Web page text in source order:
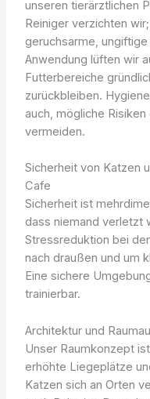
unseren tierärztlichen
Reiniger verzichten
geruchsarme,
Anwendung lüften wir
Futterbereiche
zurückbleiben.
auch, mögliche
vermeiden.
Sicherheit von Katzen
Cafe
Sicherheit ist
dass niemand verletzt
Stressreduktion bei
nach draußen und um
Eine sichere
trainierbar.
Architektur und
Unser Raumkonzept
erhöhte Liegeplätze
Katzen sich an Orten